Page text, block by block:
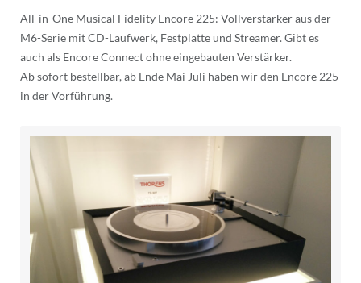
All-in-One Musical Fidelity Encore 225: Vollverstärker aus der
M6-Serie mit CD-Laufwerk, Festplatte und Streamer. Gibt es
auch als Encore Connect ohne eingebauten Verstärker.
Ab sofort bestellbar, abEnde MaiJuli haben wir den Encore 225
in der Vorführung.